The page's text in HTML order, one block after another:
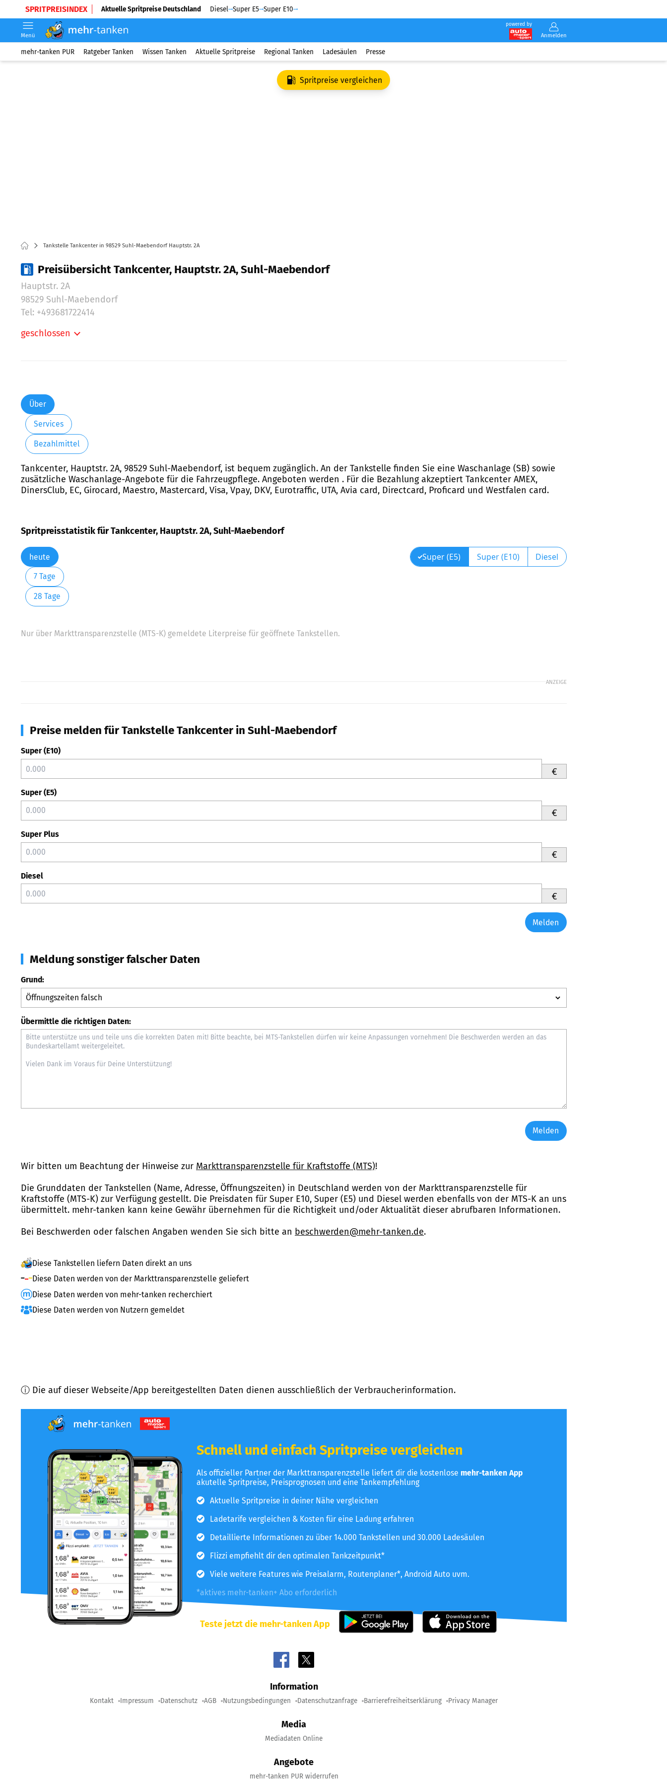
SPRITPREISINDEX Aktuelle Spritpreise Deutschland Diesel Super E5 Super E10
powered by
Anmelden
Menü
mehr-tanken PUR Ratgeber Tanken Wissen Tanken Aktuelle Spritpreise Regional Tanken Ladesäulen Presse
Spritpreise vergleichen
Tankstelle Tankcenter in 98529 Suhl-Maebendorf Hauptstr. 2A
Preisübersicht Tankcenter, Hauptstr. 2A, Suhl-Maebendorf
Hauptstr. 2A
98529 Suhl-Maebendorf
Tel: +493681722414
geschlossen
Freitag:
Samstag:
Sonntag:
Über
Services
Bezahlmittel
Tankcenter, Hauptstr. 2A, 98529 Suhl-Maebendorf, ist bequem zugänglich. An der Tankstelle finden Sie eine Waschanlage (SB) sowie
zusätzliche Waschanlage-Angebote für die Fahrzeugpflege. Angeboten werden . Für die Bezahlung akzeptiert Tankcenter AMEX,
DinersClub, EC, Girocard, Maestro, Mastercard, Visa, Vpay, DKV, Eurotraffic, UTA, Avia card, Directcard, Proficard und Westfalen card.
Spritpreisstatistik für Tankcenter, Hauptstr. 2A, Suhl-Maebendorf
heute
7 Tage
28 Tage
Super (E5) Super (E10) Diesel
Nur über Markttransparenzstelle (MTS-K) gemeldete Literpreise für geöffnete Tankstellen.
ANZEIGE
Preise melden für Tankstelle Tankcenter in Suhl-Maebendorf
Super (E10)
€
Super (E5)
€
Super Plus
€
Diesel
€
Melden
Meldung sonstiger falscher Daten
Grund:
Übermittle die richtigen Daten:
Melden
Wir bitten um Beachtung der Hinweise zur Markttransparenzstelle für Kraftstoffe (MTS)!
Die Grunddaten der Tankstellen (Name, Adresse, Öffnungszeiten) in Deutschland werden von der Markttransparenzstelle für
Kraftstoffe (MTS-K) zur Verfügung gestellt. Die Preisdaten für Super E10, Super (E5) und Diesel werden ebenfalls von der MTS-K an uns
übermittelt. mehr-tanken kann keine Gewähr übernehmen für die Richtigkeit und/oder Aktualität dieser abrufbaren Informationen.
Bei Beschwerden oder falschen Angaben wenden Sie sich bitte an beschwerden@mehr-tanken.de.
Diese Tankstellen liefern Daten direkt an uns
Diese Daten werden von der Markttransparenzstelle geliefert
Diese Daten werden von mehr-tanken recherchiert
Diese Daten werden von Nutzern gemeldet
ⓘ Die auf dieser Webseite/App bereitgestellten Daten dienen ausschließlich der Verbraucherinformation.
Schnell und einfach Spritpreise vergleichen
Als offizieller Partner der Markttransparenzstelle liefert dir die kostenlose mehr-tanken App
akutelle Spritpreise, Preisprognosen und eine Tankempfehlung
Aktuelle Spritpreise in deiner Nähe vergleichen
Ladetarife vergleichen & Kosten für eine Ladung erfahren
Detaillierte Informationen zu über 14.000 Tankstellen und 30.000 Ladesäulen
Flizzi empfiehlt dir den optimalen Tankzeitpunkt*
Viele weitere Features wie Preisalarm, Routenplaner*, Android Auto uvm.
*aktives mehr-tanken+ Abo erforderlich
Teste jetzt die mehr-tanken App
Information
Kontakt Impressum Datenschutz AGB Nutzungsbedingungen Datenschutzanfrage Barrierefreiheitserklärung Privacy Manager
Media
Mediadaten Online
Angebote
mehr-tanken PUR widerrufen